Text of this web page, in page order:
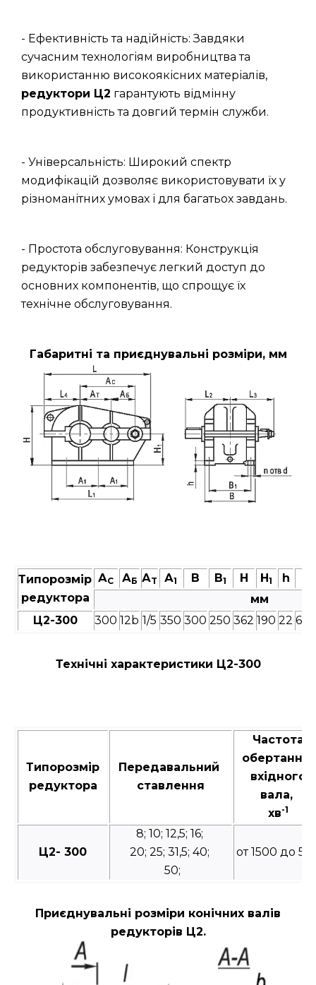
- Ефективність та надійність: Завдяки
сучасним технологіям виробництва та
використанню високоякісних матеріалів,
редуктори Ц2 гарантують відмінну
продуктивність та довгий термін служби.
- Універсальність: Широкий спектр
модифікацій дозволяє використовувати їх у
різноманітних умовах і для багатьох завдань.
- Простота обслуговування: Конструкція
редукторів забезпечує легкий доступ до
основних компонентів, що спрощує їх
технічне обслуговування.
Габаритні та приєднувальні розміри, мм
Типорозмір
редуктора
АC АБ АT А1 В В1 Н Н 1 h
мм
Ц2-300
300 12b 1/5 350 300 250 362 190 22 620
Технічні характеристики Ц2-300
Типорозмір
редуктора
Передавальний
ставлення
Частота
обертання
вхідного
вала,
хв-1
Ц2- 300
8; 10; 12,5; 16;
20; 25; 31,5; 40;
50;
от 1500 до
Приєднувальні розміри конічних валів
редукторів Ц2.